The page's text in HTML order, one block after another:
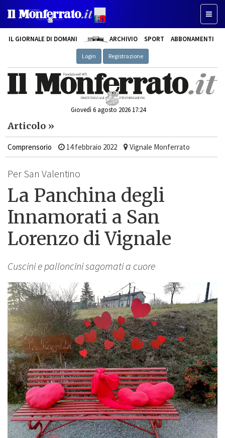
IL GIORNALE DI DOMANI ARCHIVIO SPORT ABBONAMENTI
Login Registrazione
Giovedì 6 agosto 2026 17:24
Articolo »
Comprensorio 14 febbraio 2022 Vignale Monferrato
Per San Valentino
La Panchina degli
Innamorati a San
Lorenzo di Vignale
Cuscini e palloncini sagomati a cuore